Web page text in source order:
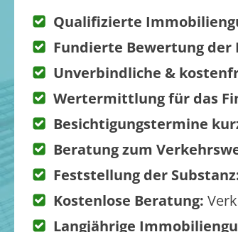
Qualifizierte
Fundierte Bewertung der
Unverbindliche &
Wertermittlung für das
Besichtigungstermine
Beratung zum
Feststellung der
Kostenlose Beratung:
Langjährige